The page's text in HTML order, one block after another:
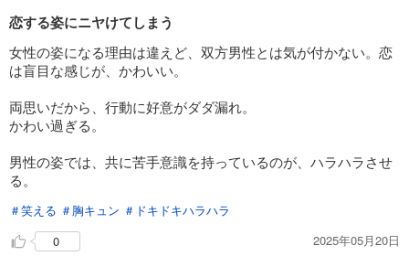
恋する姿にニヤけてしまう
女性の姿になる理由は違えど、双方男性とは気が付かない。恋
は盲目な感じが、かわいい。
両思いだから、行動に好意がダダ漏れ。
かわい過ぎる。
男性の姿では、共に苦手意識を持っているのが、ハラハラさせ
る。
＃笑える ＃胸キュン ＃ドキドキハラハラ
0
2025年05月20日